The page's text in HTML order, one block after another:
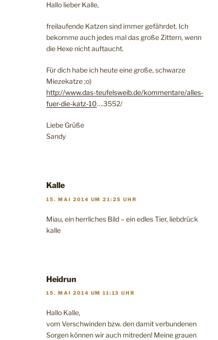
Hallo lieber Kalle,
freilaufende Katzen sind immer gefährdet. Ich
bekomme auch jedes mal das große Zittern, wenn
die Hexe nicht auftaucht.
Für dich habe ich heute eine große, schwarze
Miezekatze ;o)
http://www.das-teufelsweib.de/kommentare/alles-
fuer-die-katz-10….3552/
Liebe Grüße
Sandy
Kalle
15. MAI 2014 UM 21:25 UHR
Miau, ein herrliches Bild – ein edles Tier, liebdrück
kalle
Heidrun
15. MAI 2014 UM 11:13 UHR
Hallo Kalle,
vom Verschwinden bzw. den damit verbundenen
Sorgen können wir auch mitreden! Meine grauen